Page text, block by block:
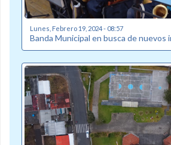
Lunes, Febrero 19, 2024 - 08:57
Banda Municipal en busca de nuevos